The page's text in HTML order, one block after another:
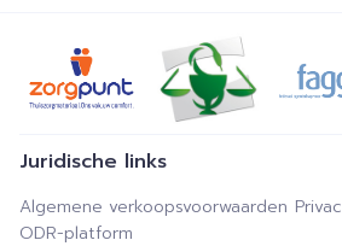
Juridische links
Algemene verkoopsvoorwaarden
ODR-platform